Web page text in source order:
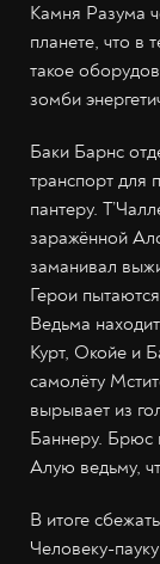
Камня Разума
планете, что в
такое
зомби
Баки Барнс
транспорт для
пантеру.
заражённой
заманивал
Герои
Ведьма
Курт, Окойе и
самолёту
вырывает из
Баннеру. Брюс
Алую ведьму,
В итоге
Человеку-